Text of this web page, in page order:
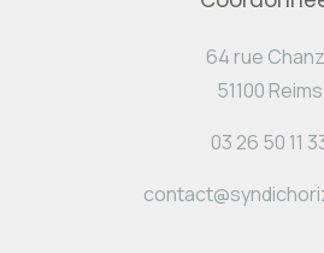
64 rue
51100 Reims
03 26 50 11